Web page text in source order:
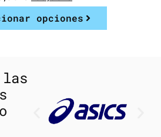
opciones
las